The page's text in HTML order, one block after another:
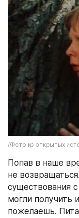
/Фото из открытых
Попав в наше
не
существования
могли получить
пожелаешь.